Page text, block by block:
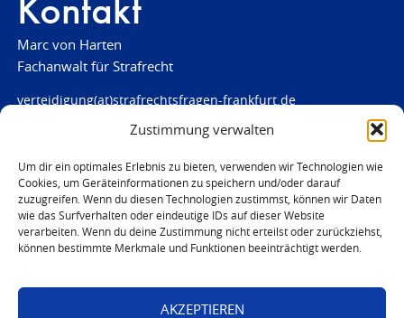
Zustimmung verwalten
Um dir ein optimales Erlebnis zu bieten, verwenden wir Technologien wie
Cookies, um Geräteinformationen zu speichern und/oder darauf
zuzugreifen. Wenn du diesen Technologien zustimmst, können wir Daten
wie das Surfverhalten oder eindeutige IDs auf dieser Website
verarbeiten. Wenn du deine Zustimmung nicht erteilst oder zurückziehst,
können bestimmte Merkmale und Funktionen beeinträchtigt werden.
AKZEPTIEREN
Kontakt
Marc von Harten
Fachanwalt für Strafrecht
verteidigung(at)strafrechtsfragen-frankfurt.de
www.strafrechtsfragen-frankfurt.de
Louisenstraße 84
61348 Bad Homburg
Telefon:06172 - 66 28 00
Telefax: 06172 - 66 28 01
0171 - 691 67 67